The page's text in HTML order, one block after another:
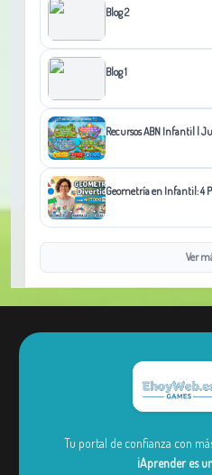
Blog 2
Blog 1
Recursos ABN Infantil |
Geometría en Infantil: 4
Ver
Tu portal de confianza con
¡Aprender es